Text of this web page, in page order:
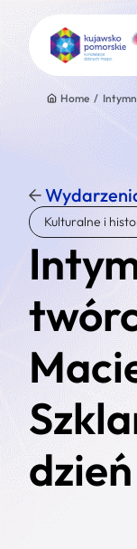
Znajdź
Nazwa
Home /
Kulturalne i